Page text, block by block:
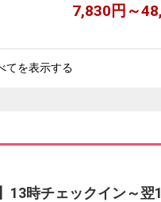
7,830円～
てを表示する
13時チェックイン～